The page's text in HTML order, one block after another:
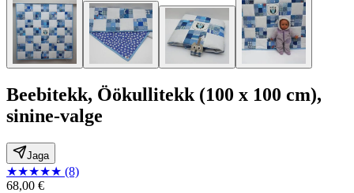
Beebitekk, Öökullitekk (100 x 100 cm),
sinine-valge
Jaga
★★★★★ (8)
68,00 €